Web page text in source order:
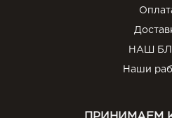
НАШ
Наши